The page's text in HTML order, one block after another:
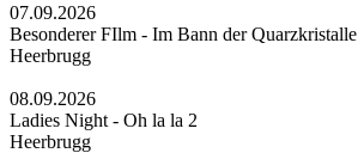
07.09.2026
Besonderer FIlm - Im Bann der Quarzkristalle
Heerbrugg
08.09.2026
Ladies Night - Oh la la 2
Heerbrugg